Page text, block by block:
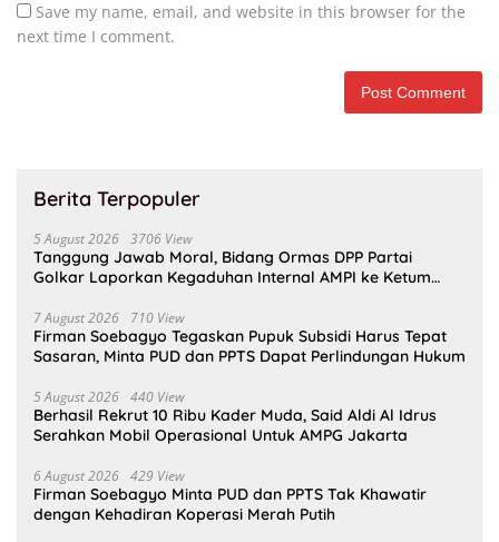
Save my name, email, and website in this browser for the
next time I comment.
Berita Terpopuler
5 August 2026 3706 View
Tanggung Jawab Moral, Bidang Ormas DPP Partai
Golkar Laporkan Kegaduhan Internal AMPI ke Ketum
7 August 2026 710 View
Firman Soebagyo Tegaskan Pupuk Subsidi Harus Tepat
Sasaran, Minta PUD dan PPTS Dapat Perlindungan Hukum
5 August 2026 440 View
Berhasil Rekrut 10 Ribu Kader Muda, Said Aldi Al Idrus
Serahkan Mobil Operasional Untuk AMPG Jakarta
6 August 2026 429 View
Firman Soebagyo Minta PUD dan PPTS Tak Khawatir
dengan Kehadiran Koperasi Merah Putih